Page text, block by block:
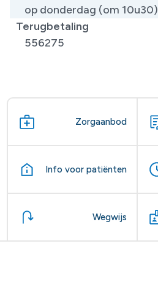
op donderdag (om 10u30)
Terugbetaling
556275
Zorgaanbod
Info voor patiënten
Wegwijs